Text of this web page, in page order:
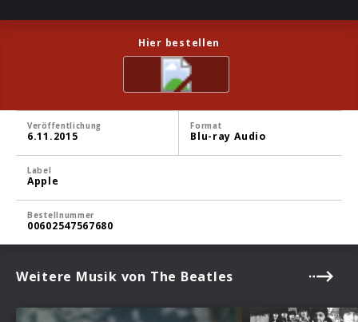
Hier bestellen
Veröffentlichung
6.11.2015
Format
Blu-ray Audio
Label
Apple
Bestellnummer
00602547567680
Weitere Musik von The Beatles